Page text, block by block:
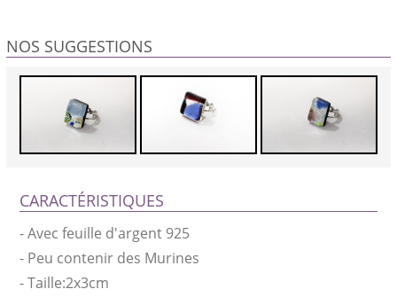
NOS SUGGESTIONS
CARACTÉRISTIQUES
-Avec feuille d'argent 925
- Peu contenir des Murines
-Taille:2x3cm